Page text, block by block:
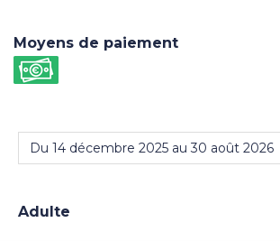
Moyens de paiement
Adulte